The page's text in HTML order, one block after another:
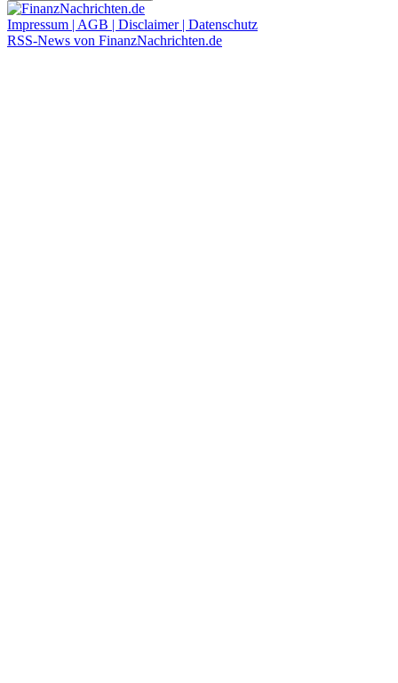
Impressum | AGB | Disclaimer | Datenschutz
RSS-News von FinanzNachrichten.de